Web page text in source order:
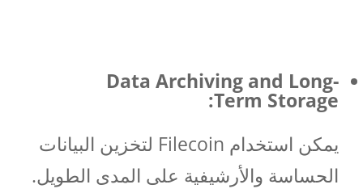
Data Archiving and Long-
Term Storage:
يمكن استخدام Filecoin لتخزين البيانات
الحساسة والأرشيفية على المدى الطويل.